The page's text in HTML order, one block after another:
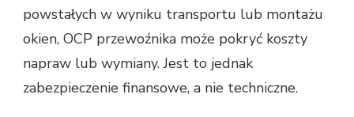
powstałych w wyniku transportu lub montażu
okien, OCP przewoźnika może pokryć koszty
napraw lub wymiany. Jest to jednak
zabezpieczenie finansowe, a nie techniczne.